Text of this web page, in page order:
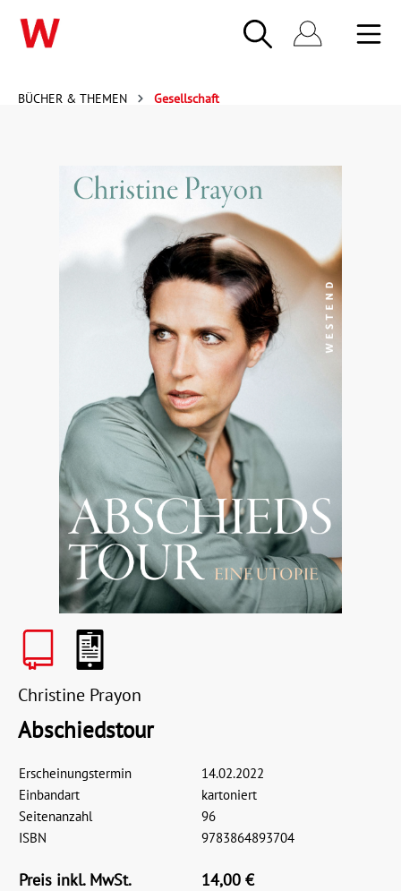
BÜCHER & THEMEN Gesellschaft
Christine Prayon
Abschiedstour
Erscheinungstermin
14.02.2022
Einbandart
kartoniert
Seitenanzahl
96
ISBN
9783864893704
Preis inkl. MwSt. 14,00 €